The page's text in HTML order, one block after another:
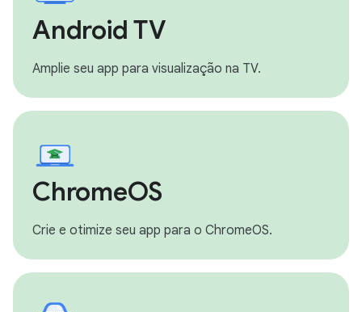
Android TV
Amplie seu app para visualização na TV.
ChromeOS
Crie e otimize seu app para o ChromeOS.